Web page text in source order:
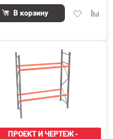
Добавить
В корзину
ПРОЕКТ И ЧЕРТЕЖ -